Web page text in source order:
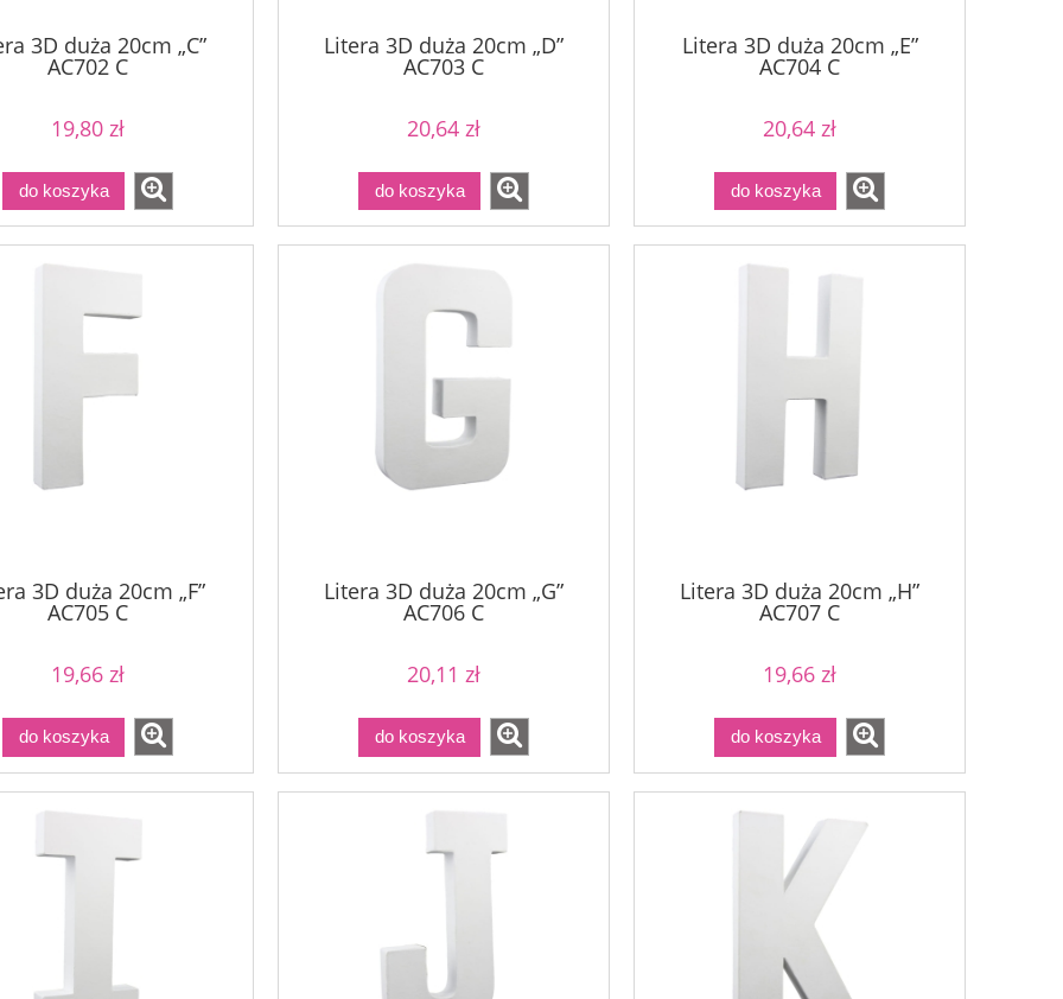
3D duża 20cm „C”
AC702 C
19,80 zł
do koszyka
Litera 3D duża 20cm „D”
AC703 C
20,64 zł
do koszyka
Litera 3D duża 20cm „E”
AC704 C
20,64 zł
do koszyka
3D duża 20cm „F”
AC705 C
19,66 zł
do koszyka
Litera 3D duża 20cm „G”
AC706 C
20,11 zł
do koszyka
Litera 3D duża 20cm „H”
AC707 C
19,66 zł
do koszyka